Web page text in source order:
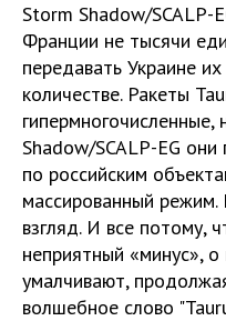
Storm Shadow/SCALP-
Франции не тысячи
передавать Украине
количестве. Ракеты
Shadow/SCALP-EG
по российским
массированный
взгляд. И все потому,
неприятный «минус»,
умалчивают,
волшебное слово